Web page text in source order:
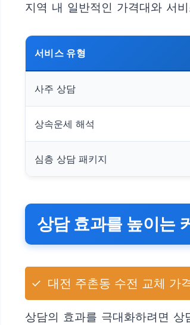
지역 내 일반적인 가격대와 서
서비스 유형
사주 상담
상속운세 해석
심층 상담 패키지
상담 효과를 높이는
✓ 대전 주촌동 수전 교체 가
상담의 효과를 극대화하려면